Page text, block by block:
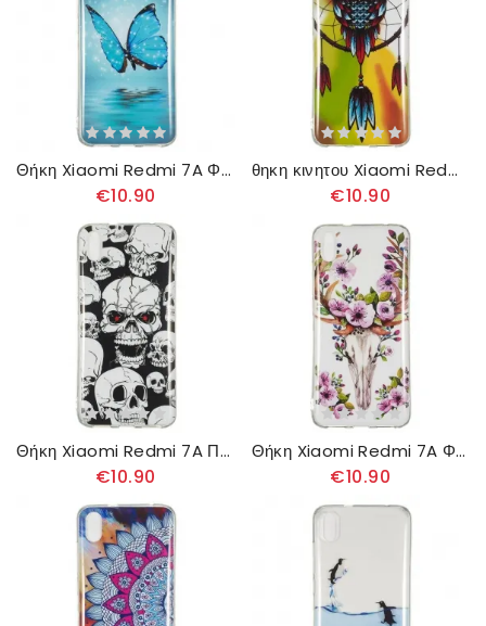
Θήκη Xiaomi Redmi 7A Φθορίζουσα Μπλε Πεταλούδα
€10.90
θηκη κινητου Xiaomi Redmi 7A Φθορίζουσα Ονειροπαγίδα Κουκουβάγιας
€10.90
Θήκη Xiaomi Redmi 7A Προσοχή Φθορίζοντα Κρανία
€10.90
Θήκη Xiaomi Redmi 7A Φθορίζον Λουλούδι Άλκη
€10.90